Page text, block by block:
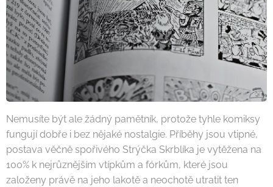
Nemusíte být ale žádný pamětník, protože tyhle komiksy
fungují dobře i bez nějaké nostalgie. Příběhy jsou vtipné,
postava věčně spořivého Strýčka Skrblíka je vytěžena na
100% k nejrůznějším vtípkům a fórkům, které jsou
založeny právě na jeho lakotě a neochotě utratit ten